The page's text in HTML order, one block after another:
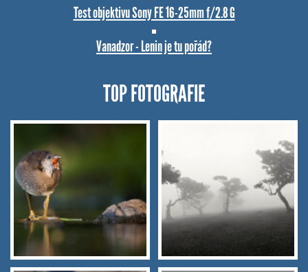
Test objektivu Sony FE 16-25mm f/2.8 G
Vanadzor - Lenin je tu pořád?
TOP FOTOGRAFIE